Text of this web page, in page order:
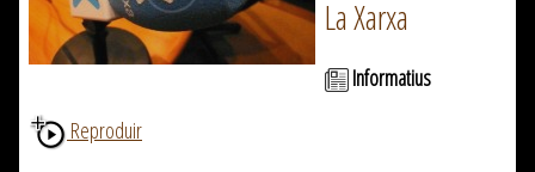
La Xarxa
Informatius
Reproduir